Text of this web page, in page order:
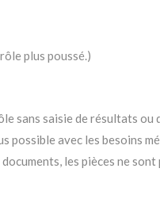
plus poussé.)
sans saisie de résultats ou
possible avec les besoins
les pièces ne